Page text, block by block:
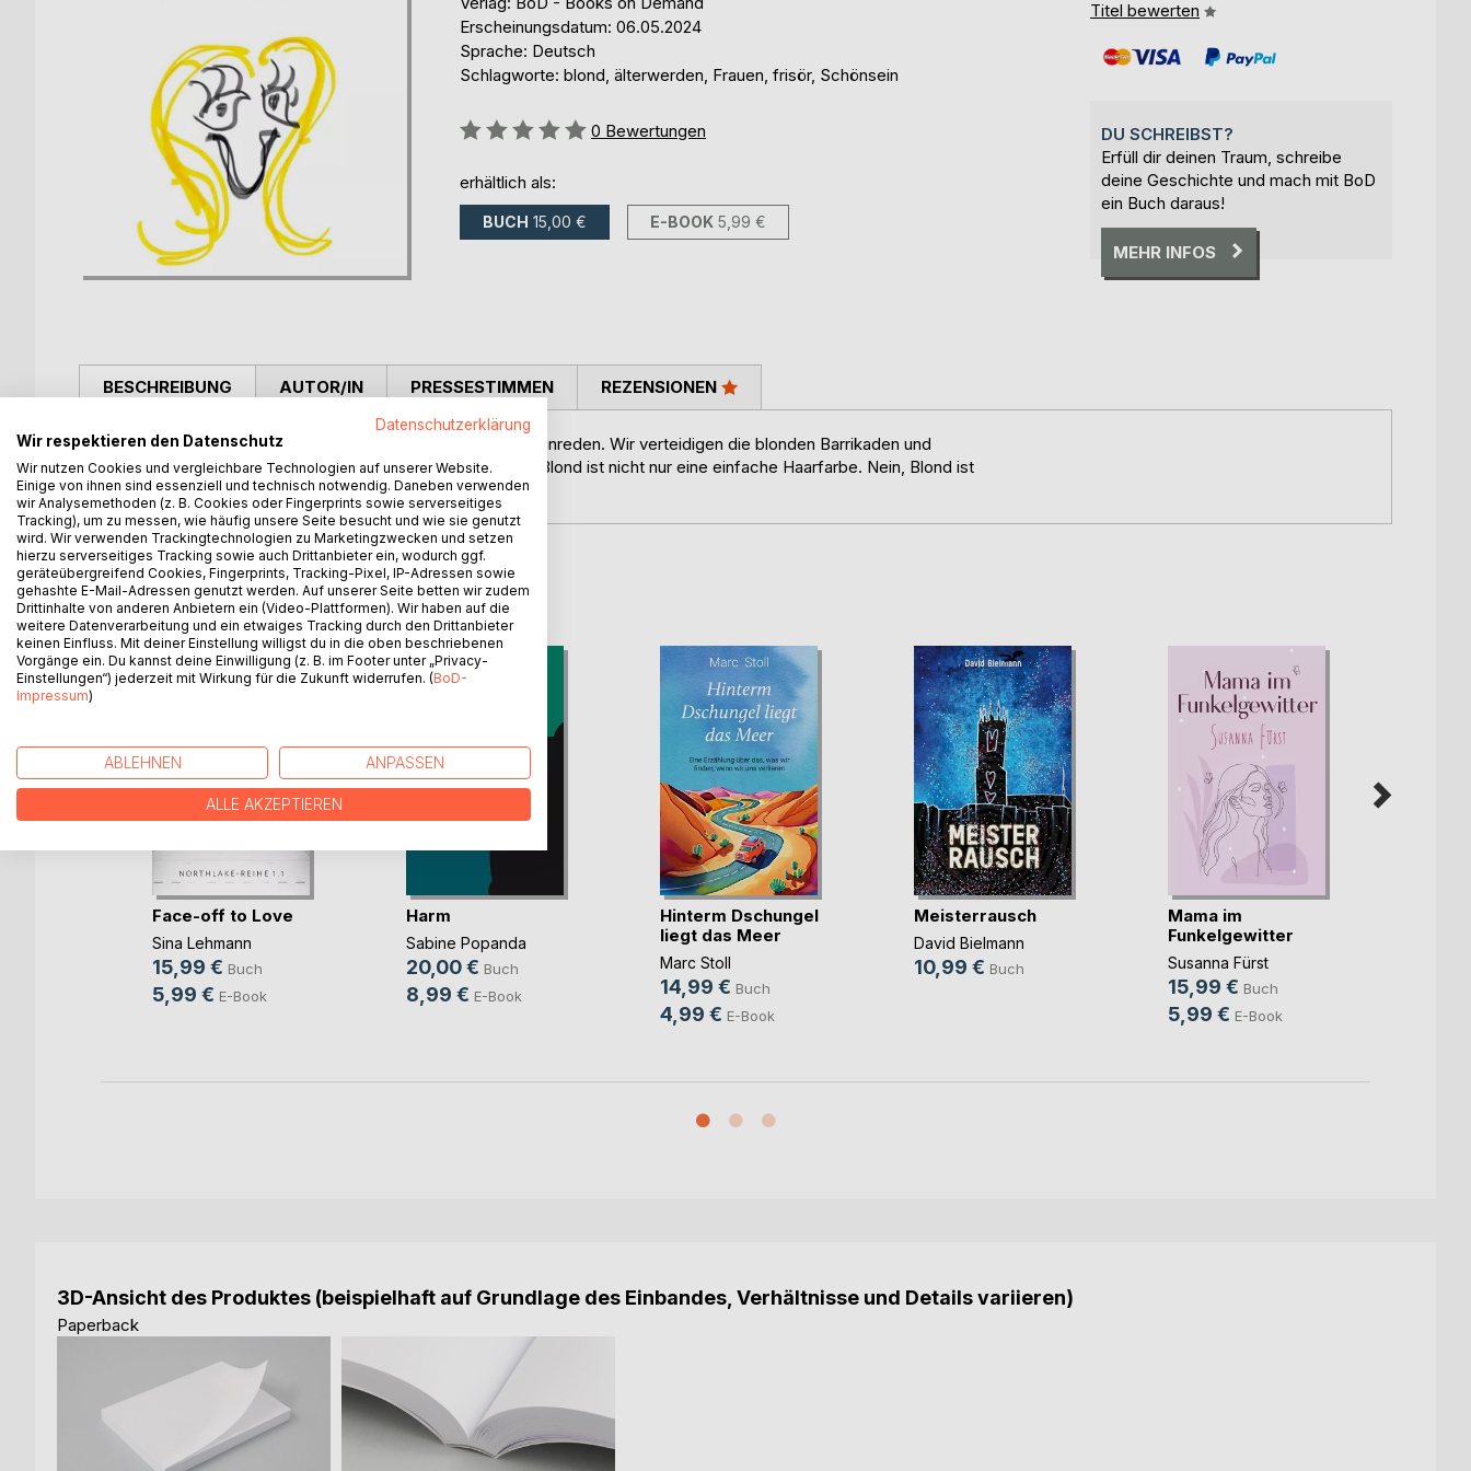
Erscheinungsdatum: 06.05.2024
Sprache: Deutsch
Schlagworte: blond, älterwerden, Frauen, frisör, Schönsein
Bewertung::
0 Bewertungen
erhältlich als:
BUCH 15,00 € E-BOOK 5,99 €
Titel bewerten
DU SCHREIBST?
Erfüll dir deinen Traum, schreibe
deine Geschichte und mach mit BoD
ein Buch daraus!
MEHR INFOS
BESCHREIBUNG
"Heute blond und morgen blond lassen wir uns da nicht reinreden. Wir verteidigen die blonden Barrikaden und
schwenken die blonde Fahne. Last es euch gesagt sein: Blond ist nicht nur eine einfache Haarfarbe. Nein, Blond ist
eine Lebenseinstellung."
AUTOR/IN PRESSESTIMMEN REZENSIONEN
WEITERE TITEL BEIBoD
Face-off to Love
Sina Lehmann
15,99 € Buch
5,99 € E-Book
Harm
Sabine Popanda
20,00 € Buch
8,99 € E-Book
Hinterm Dschungel
liegt das Meer
Marc Stoll
14,99 € Buch
4,99 € E-Book
Meisterrausch
David Bielmann
10,99 € Buch
Mama im
Funkelgewitter
Susanna Fürst
15,99 € Buch
5,99 € E-Book
3D-Ansicht des Produktes (beispielhaft auf Grundlage des Einbandes, Verhältnisse und Details variieren)
Paperback
Datenschutzerklärung
Wir respektieren den Datenschutz
Wir nutzen Cookies und vergleichbare Technologien auf unserer Website.
Einige von ihnen sind essenziell und technisch notwendig. Daneben verwenden
wir Analysemethoden (z. B. Cookies oder Fingerprints sowie serverseitiges
Tracking), um zu messen, wie häufig unsere Seite besucht und wie sie genutzt
wird. Wir verwenden Trackingtechnologien zu Marketingzwecken und setzen
hierzu serverseitiges Tracking sowie auch Drittanbieter ein, wodurch ggf.
geräteübergreifend Cookies, Fingerprints, Tracking-Pixel, IP-Adressen sowie
gehashte E-Mail-Adressen genutzt werden. Auf unserer Seite betten wir zudem
Drittinhalte von anderen Anbietern ein (Video-Plattformen). Wir haben auf die
weitere Datenverarbeitung und ein etwaiges Tracking durch den Drittanbieter
keinen Einfluss. Mit deiner Einstellung willigst du in die oben beschriebenen
Vorgänge ein. Du kannst deine Einwilligung (z. B. im Footer unter „Privacy-
Einstellungen“) jederzeit mit Wirkung für die Zukunft widerrufen. (BoD-
Impressum)
ABLEHNEN ANPASSEN
ALLE AKZEPTIEREN